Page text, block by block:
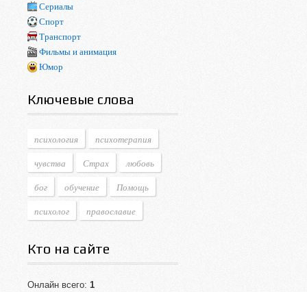
Сериалы
Спорт
Транспорт
Фильмы и анимация
Юмор
Ключевые слова
психология
психотерапия
чувства
Страх
любовь
бог
обучение
Помощь
психолог
православие
Кто на сайте
Онлайн всего: 1